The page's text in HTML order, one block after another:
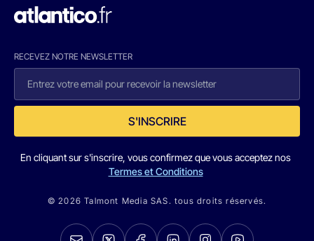
RECEVEZ NOTRE NEWSLETTER
S'INSCRIRE
En cliquant sur s'inscrire, vous confirmez que vous acceptez nos
Termes et Conditions
© 2026 Talmont Media SAS. tous droits réservés.